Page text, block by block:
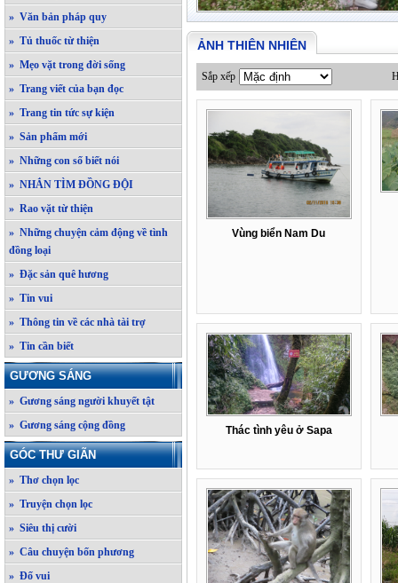
» Văn bản pháp quy
» Tủ thuốc từ thiện
» Mẹo vặt trong đời sống
» Trang viết của bạn đọc
» Trang tin tức sự kiện
» Sản phẩm mới
» Những con số biết nói
» NHẮN TÌM ĐỒNG ĐỘI
» Rao vặt từ thiện
» Những chuyện cảm động về tình
đồng loại
» Đặc sản quê hương
» Tin vui
» Thông tin về các nhà tài trợ
» Tin cần biết
GƯƠNG SÁNG
» Gương sáng người khuyết tật
» Gương sáng cộng đồng
GÓC THƯ GIÃN
» Thơ chọn lọc
» Truyện chọn lọc
» Siêu thị cười
» Câu chuyện bốn phương
» Đố vui
ẢNH THIÊN NHIÊN
Sắp xếp
Vùng biển Nam Du
Thác tình yêu ở Sapa